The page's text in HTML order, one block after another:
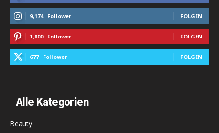
9,174 Follower FOLGEN
1,800 Follower FOLGEN
677 Follower FOLGEN
Alle Kategorien
Beauty